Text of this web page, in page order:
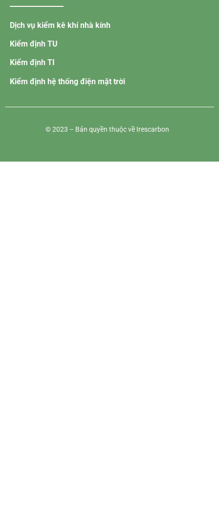
Dịch vụ kiểm kê khí nhà kính
Kiểm định TU
Kiểm định TI
Kiểm định hệ thống điện mặt trời
© 2023 – Bản quyền thuộc về Irescarbon